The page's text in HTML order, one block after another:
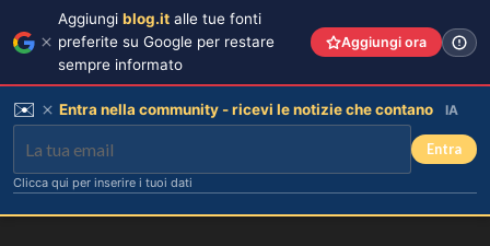
Aggiungi blog.it alle tue fonti
preferite su Google per restare
sempre informato
Aggiungi ora
✉️ Entra nella community - ricevi le notizie che contano IA
Entra
Clicca qui per inserire i tuoi dati